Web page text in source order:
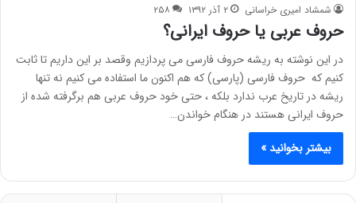
شمشاد امیری خراسانی ۲ آذر ۱۳۹۲ ۲۵۸
حروف عربی یا حروف ایرانی؟
در این نوشته به ریشه حروف فارسی می پردازیم وقصد بر این داریم تا ثابت
کنیم که حروف فارسی (پارسی) که هم اکنون ما استفاده می کنیم نه تنها
ریشه در تاریخ عرب ندارد بلکه ، حتی خود حروف عربی هم برگرفته شده از
حروف ایرانی هستند در هنگام خواندن…
بیشتر بخوانید »